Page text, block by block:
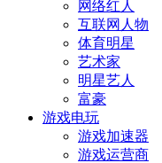
网络红人
互联网人物
体育明星
艺术家
明星艺人
富豪
游戏电玩
游戏加速器
游戏运营商